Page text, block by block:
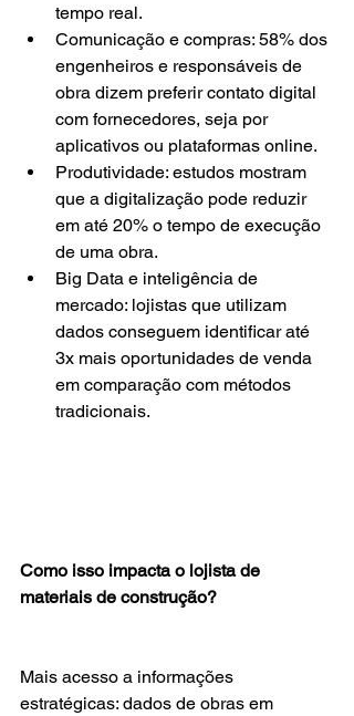
tempo real.
Comunicação e compras: 58% dos
engenheiros e responsáveis de
obra dizem preferir contato digital
com fornecedores, seja por
aplicativos ou plataformas online.
Produtividade: estudos mostram
que a digitalização pode reduzir
em até 20% o tempo de execução
de uma obra.
Big Data e inteligência de
mercado: lojistas que utilizam
dados conseguem identificar até
3x mais oportunidades de venda
em comparação com métodos
tradicionais.
Como isso impacta o lojista de
materiais de construção?
Mais acesso a informações
estratégicas: dados de obras em